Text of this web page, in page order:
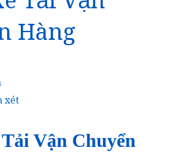
Hàng
xét
Vận Chuyển